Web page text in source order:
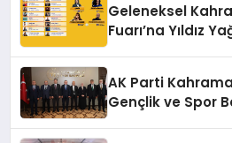
Geleneksel
Fuarı’na Yıldız
AK Parti
Gençlik ve Spor